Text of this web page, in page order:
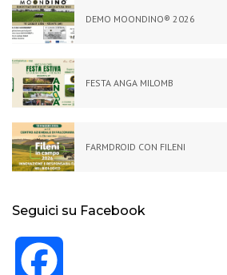
DEMO MOONDINO®️ 2026
FESTA ANGA MILOMB
FARMDROID CON FILENI
Seguici su Facebook